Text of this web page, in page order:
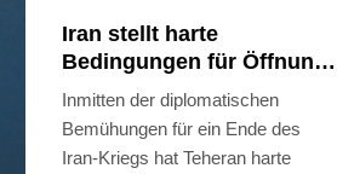
iranischen Revolutionsgarden,
Hossein Mohebi, am Sonntag nach
Angaben des Staatsfernsehens.
"Die Meerenge ist für uns derzeit
ein Kriegsschauplatz und nicht nur
Iran stellt harte
Bedingungen für Öffnung
der Straße von Hormus
Inmitten der diplomatischen
Bemühungen für ein Ende des
Iran-Kriegs hat Teheran harte